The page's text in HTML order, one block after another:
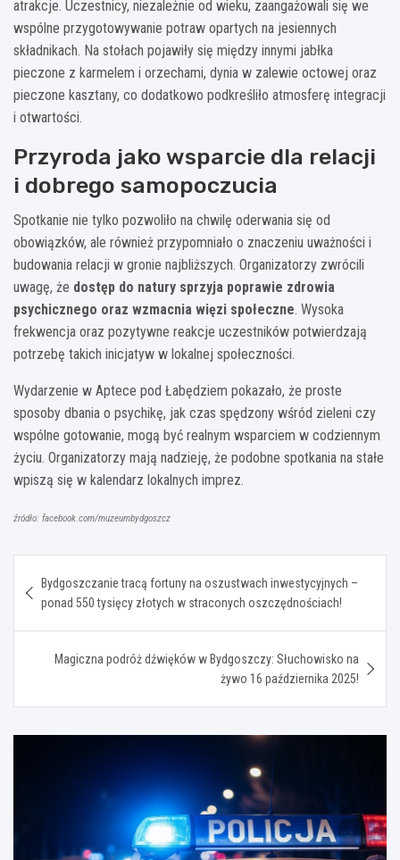
atrakcje. Uczestnicy, niezależnie od wieku, zaangażowali się we
wspólne przygotowywanie potraw opartych na jesiennych
składnikach. Na stołach pojawiły się między innymi jabłka
pieczone z karmelem i orzechami, dynia w zalewie octowej oraz
pieczone kasztany, co dodatkowo podkreśliło atmosferę integracji
i otwartości.
Przyroda jako wsparcie dla relacji
i dobrego samopoczucia
Spotkanie nie tylko pozwoliło na chwilę oderwania się od
obowiązków, ale również przypomniało o znaczeniu uważności i
budowania relacji w gronie najbliższych. Organizatorzy zwrócili
uwagę, że dostęp do natury sprzyja poprawie zdrowia
psychicznego oraz wzmacnia więzi społeczne. Wysoka
frekwencja oraz pozytywne reakcje uczestników potwierdzają
potrzebę takich inicjatyw w lokalnej społeczności.
Wydarzenie w Aptece pod Łabędziem pokazało, że proste
sposoby dbania o psychikę, jak czas spędzony wśród zieleni czy
wspólne gotowanie, mogą być realnym wsparciem w codziennym
życiu. Organizatorzy mają nadzieję, że podobne spotkania na stałe
wpiszą się w kalendarz lokalnych imprez.
źródło: facebook.com/muzeumbydgoszcz
wpisu
Bydgoszczanie tracą fortuny na oszustwach inwestycyjnych –
ponad 550 tysięcy złotych w straconych oszczędnościach!
Magiczna podróż dźwięków w Bydgoszczy: Słuchowisko na
żywo 16 października 2025!